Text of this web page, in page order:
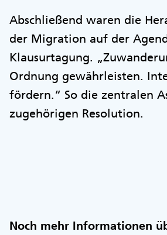
Abschließend waren die
der Migration auf der
Klausurtagung.
Ordnung gewährleisten.
fördern.“ So die zentralen
zugehörigen Resolution.
Noch mehr Informationen